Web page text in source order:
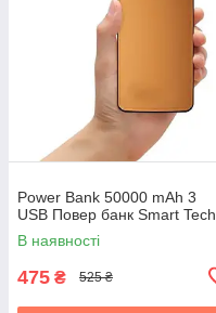
Power Bank 50000 mAh 3
USB Повер банк Smart Tech
В наявності
475 ₴ 525 ₴